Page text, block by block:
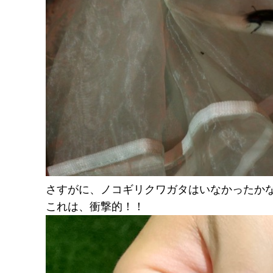
さすがに、ノコギリクワガタはいなかったか
これは、衝撃的！！